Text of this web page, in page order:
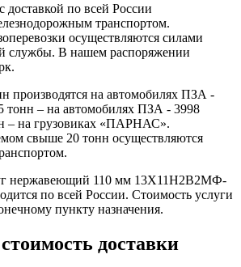
по всей России
транспортом.
осуществляются силами
службы. В нашем распоряжении
производятся на автомобилях ПЗА -
тонн – на автомобилях ПЗА - 3998
– на грузовиках «ПАРНАС».
свыше 20 тонн осуществляются
нержавеющий 110 мм 13Х11Н2В2МФ-
по всей России. Стоимость услуги
пункту назначения.
доставки